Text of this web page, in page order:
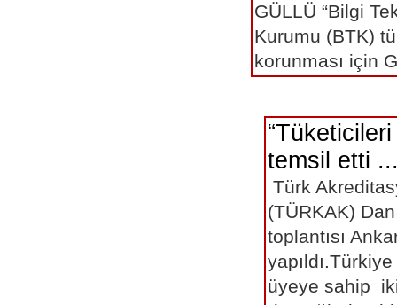
GÜLLÜ “Bilgi
Kurumu (BTK)
korunması için
temsil etti
Türk
(TÜRKAK)
toplantısı
üyeye sahip